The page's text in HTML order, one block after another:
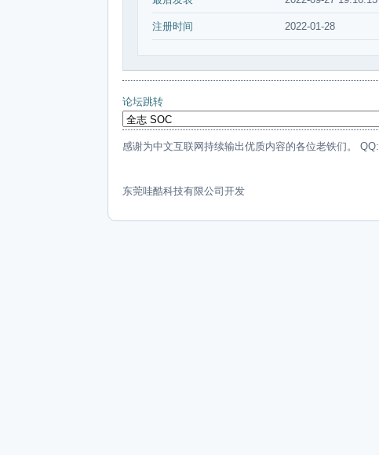
注册时间 2022-01-28
论坛跳转
感谢为中文互联网持续输出优质内容的各位老铁们。 QQ:
东莞哇酷科技有限公司开发